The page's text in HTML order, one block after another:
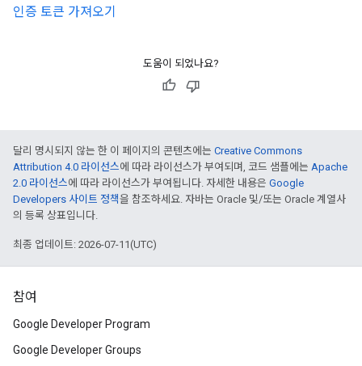
인증 토큰 가져오기
도움이 되었나요?
달리 명시되지 않는 한 이 페이지의 콘텐츠에는 Creative Commons
Attribution 4.0 라이선스에 따라 라이선스가 부여되며, 코드 샘플에는 Apache
2.0 라이선스에 따라 라이선스가 부여됩니다. 자세한 내용은 Google
Developers 사이트 정책을 참조하세요. 자바는 Oracle 및/또는 Oracle 계열사
의 등록 상표입니다.
최종 업데이트: 2026-07-11(UTC)
참여
Google Developer Program
Google Developer Groups